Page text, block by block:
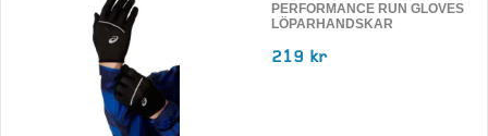
PERFORMANCE RUN GLOVES
LÖPARHANDSKAR
219 kr